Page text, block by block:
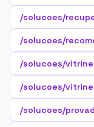
/solucoes/
/solucoes/
/solucoes/
/solucoes/
/solucoes/